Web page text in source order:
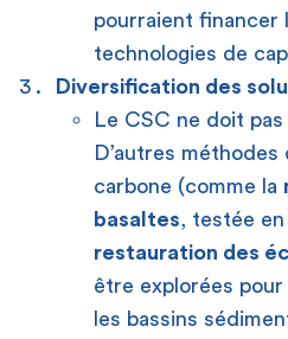
pourraient financer
technologies de
Diversification des
Le CSC ne doit
D’autres méthodes
carbone (comme la
basaltes , testée
restauration des
être explorées
les bassins